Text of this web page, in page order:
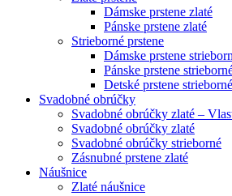
Dámske prstene zlaté
Pánske prstene zlaté
Strieborné prstene
Dámske prstene
Pánske prstene
Detské prstene strieborné
Svadobné obrúčky
Svadobné obrúčky zlaté –
Svadobné obrúčky zlaté
Svadobné obrúčky strieborné
Zásnubné prstene zlaté
Náušnice
Zlaté náušnice